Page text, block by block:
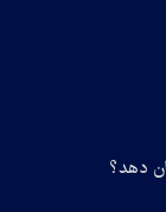
دهد؟